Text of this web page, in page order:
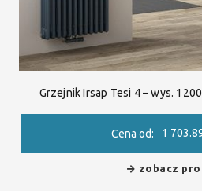
Grzejnik Irsap Tesi 4 – wys.
Cena od: 1
zobacz